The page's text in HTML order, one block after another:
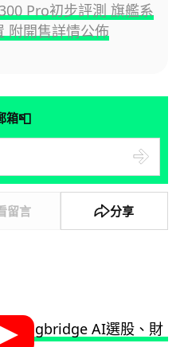
Pro初步評測 旗艦系
附開售詳情公佈
箱📮
留言 分享